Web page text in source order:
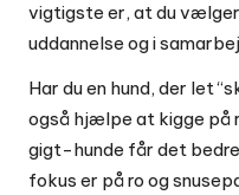
vigtigste er, at du
uddannelse og i
Har du en hund, der let
også hjælpe at kigge på
gigt-hunde får det
fokus er på ro og